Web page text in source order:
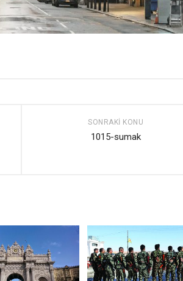
SONRAKI KONU
1015-sumak